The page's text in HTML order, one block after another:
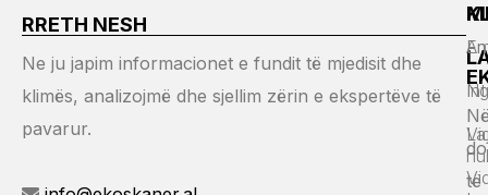
RRETH NESH
Ne ju japim informacionet e fundit të mjedisit dhe
klimës, analizojmë dhe sjellim zërin e ekspertëve të
pavarur.
të